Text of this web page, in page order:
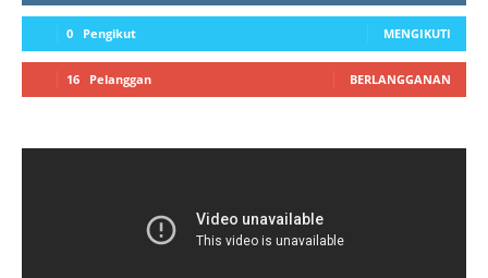
0 Pengikut MENGIKUTI
16 Pelanggan BERLANGGANAN